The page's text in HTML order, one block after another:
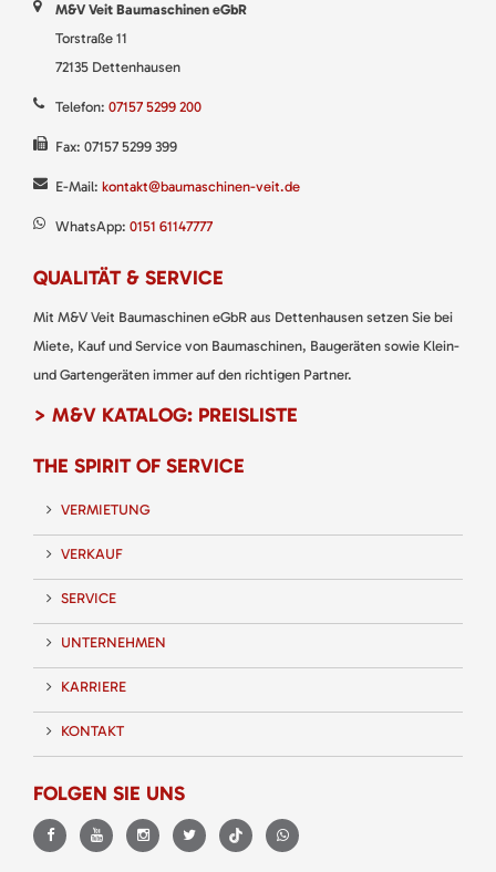
M&V Veit Baumaschinen eGbR
Torstraße 11
72135 Dettenhausen
Telefon: 07157 5299 200
Fax: 07157 5299 399
E-Mail: kontakt@baumaschinen-veit.de
WhatsApp: 0151 61147777
QUALITÄT & SERVICE
Mit M&V Veit Baumaschinen eGbR aus Dettenhausen setzen Sie bei
Miete, Kauf und Service von Baumaschinen, Baugeräten sowie Klein-
und Gartengeräten immer auf den richtigen Partner.
> M&V KATALOG: PREISLISTE
THE SPIRIT OF SERVICE
VERMIETUNG
VERKAUF
SERVICE
UNTERNEHMEN
KARRIERE
KONTAKT
FOLGEN SIE UNS